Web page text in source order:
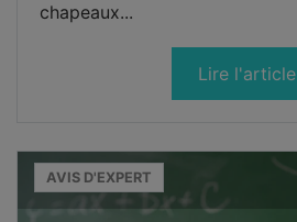
chapeaux...
Lire l'article
AVIS D'EXPERT